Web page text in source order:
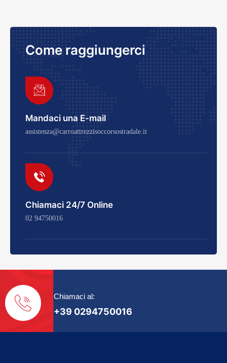
Come raggiungerci
Mandaci una E-mail
assistenza@carroattrezzisoccorsostradale.it
Chiamaci 24/7 Online
02 94750016
Chiamaci al:
+39 0294750016